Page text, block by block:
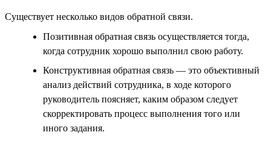
Существует несколько видов обратной связи.
Позитивная обратная связь осуществляется тогда,
когда сотрудник хорошо выполнил свою работу.
Конструктивная обратная связь — это объективный
анализ действий сотрудника, в ходе которого
руководитель поясняет, каким образом следует
скорректировать процесс выполнения того или
иного задания.